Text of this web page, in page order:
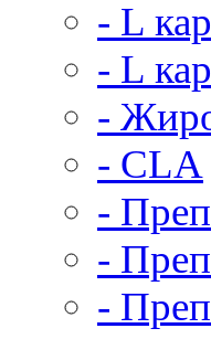
- L
- L
-
- CLA
-
-
-